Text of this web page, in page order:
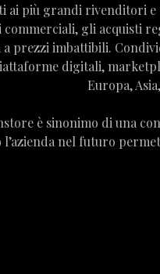
ai più grandi rivenditori e
gli acquisti
a prezzi imbattibili.
digitali,
Europa,
è sinonimo di una
nel futuro